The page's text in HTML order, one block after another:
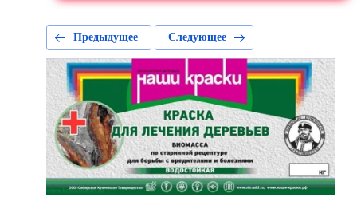
Предыдущее Следующее